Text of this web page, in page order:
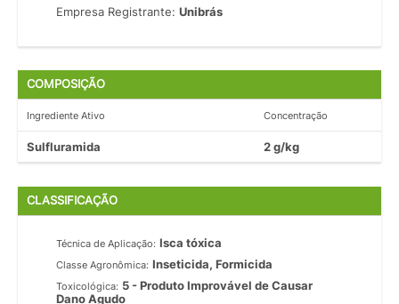
Empresa Registrante:Unibrás
COMPOSIÇÃO
Ingrediente Ativo Concentração
Sulfluramida 2 g/kg
CLASSIFICAÇÃO
Técnica de Aplicação: Isca tóxica
Classe Agronômica: Inseticida, Formicida
Toxicológica: 5 - Produto Improvável de Causar
Dano Agudo